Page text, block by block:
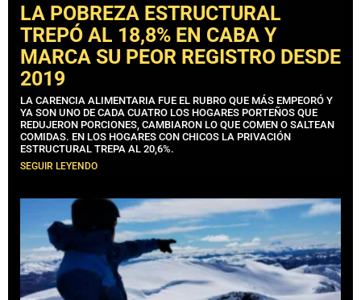
LA POBREZA ESTRUCTURAL
TREPÓ AL 18,8% EN CABA Y
MARCA SU PEOR REGISTRO DESDE
2019
LA CARENCIA ALIMENTARIA FUE EL RUBRO QUE MÁS EMPEORÓ Y
YA SON UNO DE CADA CUATRO LOS HOGARES PORTEÑOS QUE
REDUJERON PORCIONES, CAMBIARON LO QUE COMEN O SALTEAN
COMIDAS. EN LOS HOGARES CON CHICOS LA PRIVACIÓN
ESTRUCTURAL TREPA AL 20,6%.
SEGUIR LEYENDO